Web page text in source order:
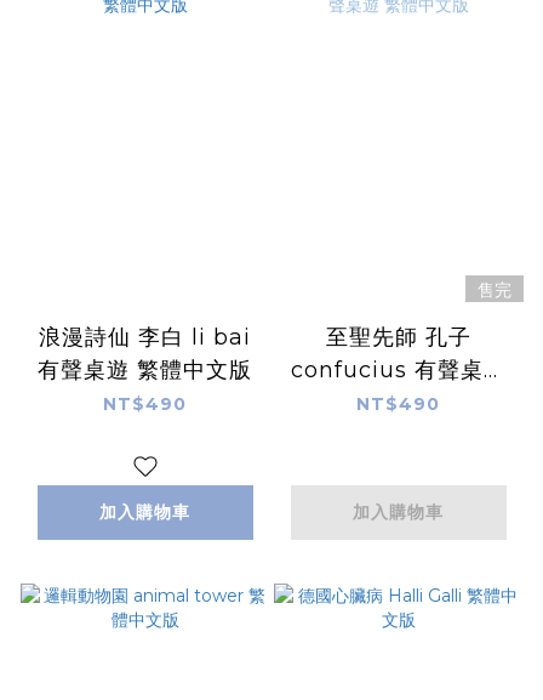
浪漫詩仙 李白 li bai
有聲桌遊 繁體中文版
NT$490
加入購物車
售完
至聖先師 孔子
confucius 有聲桌遊
繁體中文版
NT$490
加入購物車